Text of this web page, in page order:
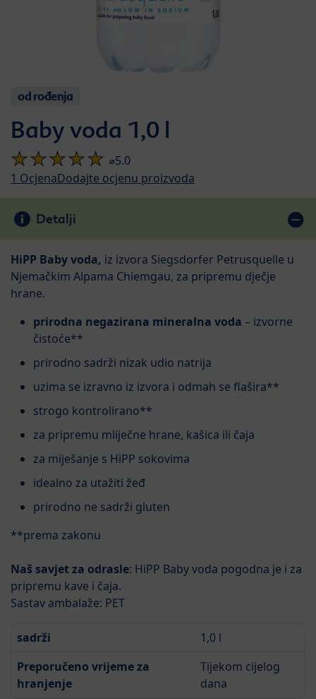
od rođenja
Baby voda 1,0 l
⌀5.0
1 OcjenaDodajte ocjenu proizvoda
Detalji
HiPP Baby voda, iz izvora Siegsdorfer Petrusquelle u
Njemačkim Alpama Chiemgau, za pripremu dječje
hrane.
prirodna negazirana mineralna voda – izvorne
čistoće**
prirodno sadrži nizak udio natrija
uzima se izravno iz izvora i odmah se flašira**
strogo kontrolirano**
za pripremu mliječne hrane, kašica ili čaja
za miješanje s HiPP sokovima
idealno za utažiti žeđ
prirodno ne sadrži gluten
**prema zakonu
Naš savjet za odrasle: HiPP Baby voda pogodna je i za
pripremu kave i čaja.
Sastav ambalaže: PET
sadrži
1,0 l
Preporučeno vrijeme za
hranjenje
Tijekom cijelog
dana